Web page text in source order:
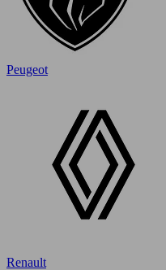
Peugeot
Renault